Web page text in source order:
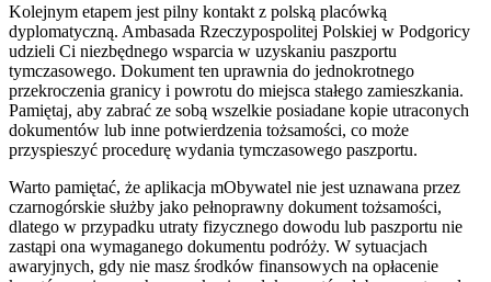
Kolejnym etapem jest pilny kontakt z polską placówką
dyplomatyczną. Ambasada Rzeczypospolitej Polskiej w Podgoricy
udzieli Ci niezbędnego wsparcia w uzyskaniu paszportu
tymczasowego. Dokument ten uprawnia do jednokrotnego
przekroczenia granicy i powrotu do miejsca stałego zamieszkania.
Pamiętaj, aby zabrać ze sobą wszelkie posiadane kopie utraconych
dokumentów lub inne potwierdzenia tożsamości, co może
przyspieszyć procedurę wydania tymczasowego paszportu.
Warto pamiętać, że aplikacja mObywatel nie jest uznawana przez
czarnogórskie służby jako pełnoprawny dokument tożsamości,
dlatego w przypadku utraty fizycznego dowodu lub paszportu nie
zastąpi ona wymaganego dokumentu podróży. W sytuacjach
awaryjnych, gdy nie masz środków finansowych na opłacenie